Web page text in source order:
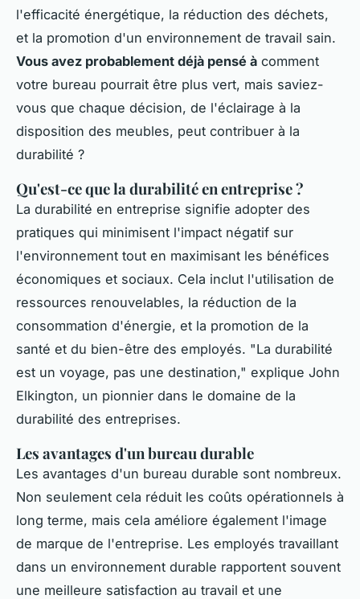
l'efficacité énergétique, la réduction des déchets,
et la promotion d'un environnement de travail sain.
Vous avez probablement déjà pensé à comment
votre bureau pourrait être plus vert, mais saviez-
vous que chaque décision, de l'éclairage à la
disposition des meubles, peut contribuer à la
durabilité ?
Qu'est-ce que la durabilité en entreprise ?
La durabilité en entreprise signifie adopter des
pratiques qui minimisent l'impact négatif sur
l'environnement tout en maximisant les bénéfices
économiques et sociaux. Cela inclut l'utilisation de
ressources renouvelables, la réduction de la
consommation d'énergie, et la promotion de la
santé et du bien-être des employés. "La durabilité
est un voyage, pas une destination," explique John
Elkington, un pionnier dans le domaine de la
durabilité des entreprises.
Les avantages d'un bureau durable
Les avantages d'un bureau durable sont nombreux.
Non seulement cela réduit les coûts opérationnels à
long terme, mais cela améliore également l'image
de marque de l'entreprise. Les employés travaillant
dans un environnement durable rapportent souvent
une meilleure satisfaction au travail et une